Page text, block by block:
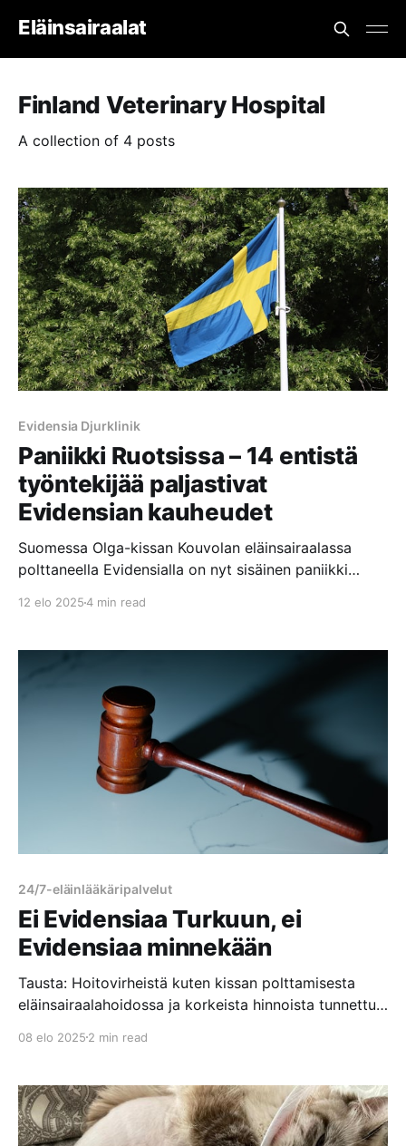
Eläinsairaalat
Finland Veterinary Hospital
A collection of 4 posts
Evidensia Djurklinik
Paniikki Ruotsissa – 14 entistä
työntekijää paljastivat
Evidensian kauheudet
Suomessa Olga-kissan Kouvolan eläinsairaalassa
polttaneella Evidensialla on nyt sisäinen paniikki
Dokumentissa nämä henkilöt väittävät, että
Evidensian keskittyminen voittojen maksimointiin
vaikuttaa negatiivisesti hoidon laatuun. Eläimet
jätetään makaamaan omaan ulosteeseensa ja että
12 elo 20254 min read
24/7-eläinlääkäripalvelut
Ei Evidensiaa Turkuun, ei
Evidensiaa minnekään
Tausta: Hoitovirheistä kuten kissan polttamisesta
eläinsairaalahoidossa ja korkeista hinnoista tunnettu
järjestämän hankintakilpailutuksen ja pyrki hakemaan
eläinsairaalassa – Lue Olga-kissan tarinaKouvolan
eläinsairaala poltti asiakkaan kissan. Lue Olga-kissan
järkyttävä tarina Evidensia Kouvolan Eläinsairaalassa
08 elo 2025 2 min read